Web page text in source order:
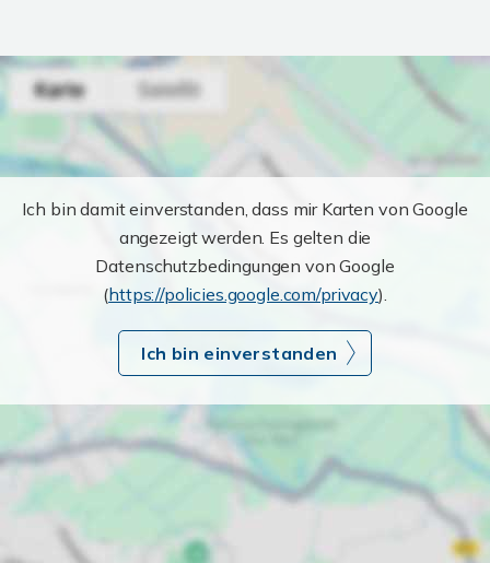
Ich bin damit einverstanden, dass mir Karten von Google
angezeigt werden. Es gelten die
Datenschutzbedingungen von Google
(https://policies.google.com/privacy).
Ich bin einverstanden